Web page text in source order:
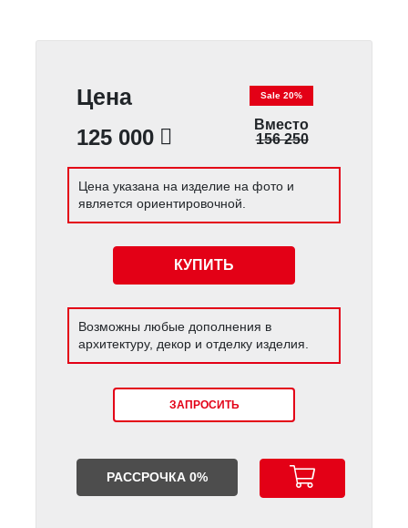
Цена
125 000
Sale 20%
Вместо
156 250
Цена указана на изделие на фото и
является ориентировочной.
КУПИТЬ
Возможны любые дополнения в
архитектуру, декор и отделку изделия.
ЗАПРОСИТЬ
РАССРОЧКА 0%